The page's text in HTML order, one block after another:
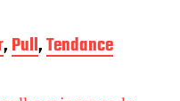
,Pull,Tendance